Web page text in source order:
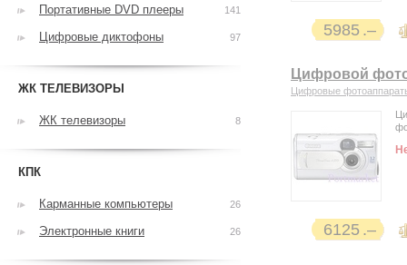
5985
Цифровой
Цифровые
6125
Портативные DVD плееры 141
Цифровые диктофоны 97
ЖК ТЕЛЕВИЗОРЫ
ЖК телевизоры 8
КПК
Карманные компьютеры 26
Электронные книги 26